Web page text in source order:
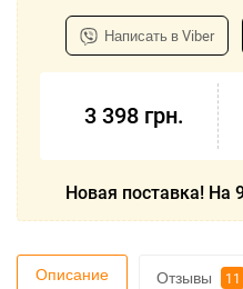
Написать в Viber
3 398 грн.
Новая поставка! На
Описание Отзывы 11